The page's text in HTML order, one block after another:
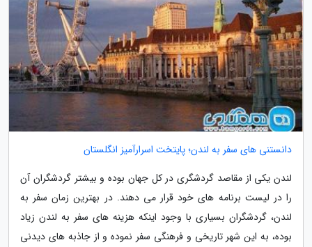
دانستنی های سفر به لندن؛ پایتخت اسرارآمیز انگلستان
لندن یکی از مقاصد گردشگری در کل جهان بوده و بیشتر گردشگران آن
را در لیست برنامه های خود قرار می دهند. در بهترین زمان سفر به
لندن، گردشگران بسیاری با وجود اینکه هزینه های سفر به لندن زیاد
بوده، به این شهر تاریخی و فرهنگی سفر نموده و از جاذبه های دیدنی